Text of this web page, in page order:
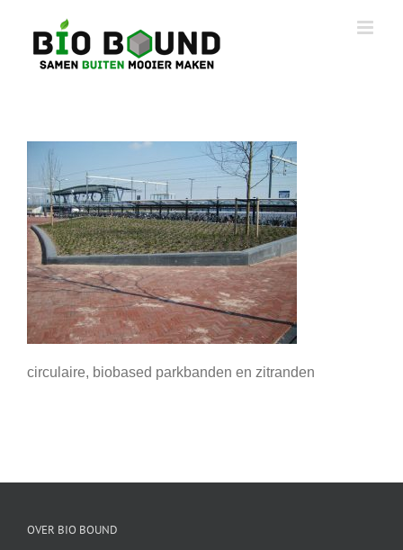
inhoud
circulaire, biobased parkbanden en zitranden
OVER BIO BOUND